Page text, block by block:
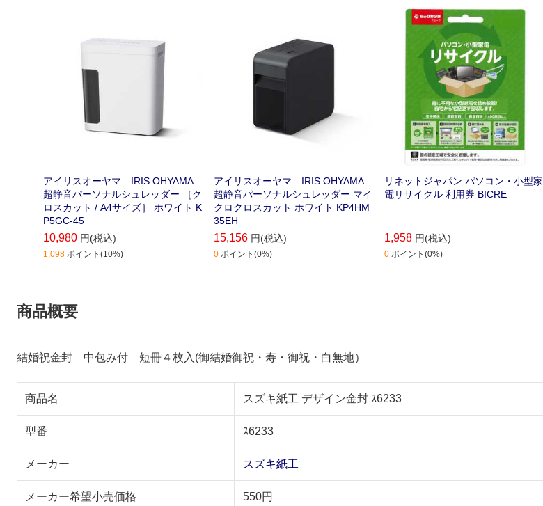
アイリスオーヤマ IRIS OHYAMA
超静音パーソナルシュレッダー ［ク
ロスカット / A4サイズ］ ホワイト K
P5GC-45
10,980 円(税込)
1,098 ポイント(10%)
アイリスオーヤマ IRIS OHYAMA
超静音パーソナルシュレッダー マイ
クロクロスカット ホワイト KP4HM
35EH
15,156 円(税込)
0 ポイント(0%)
ュリティ管理･適正な処理が行われ､
再資源化されます｡年中無休｡自宅か
ら宅配便で回収します｡
リネットジャパン パソコン・小型家
電リサイクル 利用券 BICRE
1,958 円(税込)
0 ポイント(0%)
商品概要
結婚祝金封 中包み付 短冊４枚入(御結婚御祝・寿・御祝・白無地）
商品名 スズキ紙工 デザイン金封 ｽ6233
型番 ｽ6233
メーカー スズキ紙工
メーカー希望小売価格 550円